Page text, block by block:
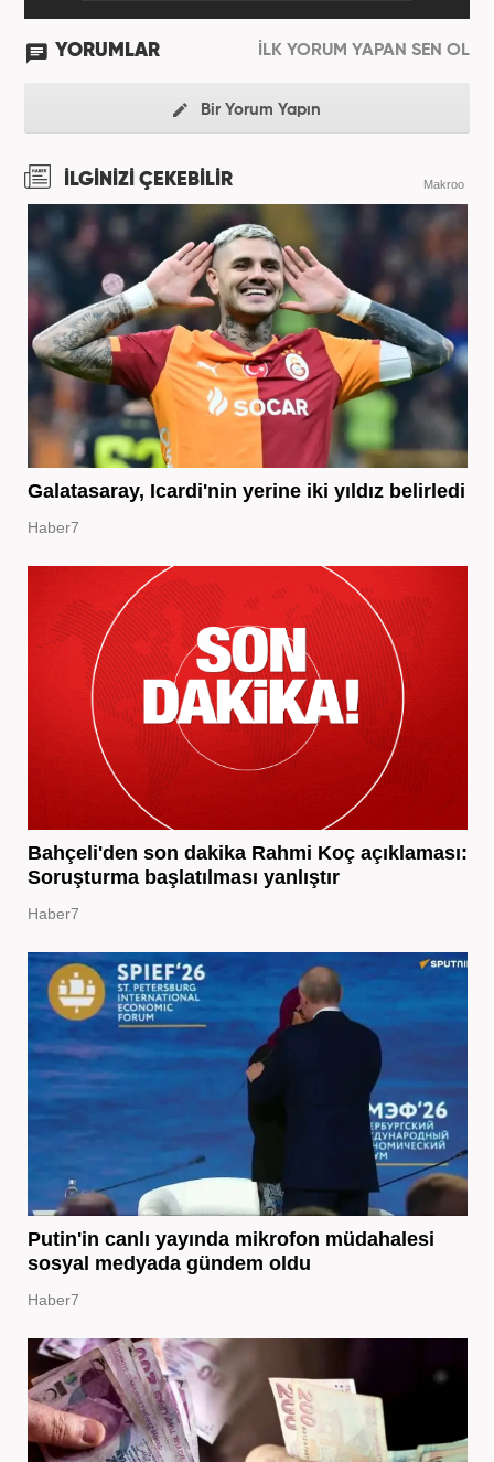
YORUMLAR İLK YORUM YAPAN SEN OL
Bir Yorum Yapın
İLGİNİZİ ÇEKEBİLİR Makroo
Galatasaray, Icardi'nin yerine iki yıldız belirledi
Haber7
Bahçeli'den son dakika Rahmi Koç açıklaması:
Soruşturma başlatılması yanlıştır
Haber7
Putin'in canlı yayında mikrofon müdahalesi
sosyal medyada gündem oldu
Haber7